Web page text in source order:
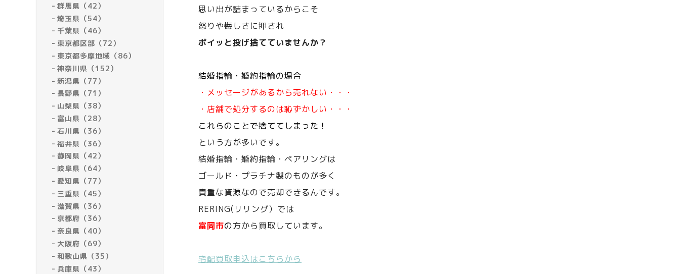
群馬県（42）
埼玉県（54）
千葉県（46）
東京都区部（72）
東京都多摩地域（86）
神奈川県（152）
新潟県（77）
長野県（71）
山梨県（38）
富山県（28）
石川県（36）
福井県（36）
静岡県（42）
岐阜県（64）
愛知県（77）
三重県（45）
滋賀県（36）
京都府（36）
奈良県（40）
大阪府（69）
和歌山県（35）
兵庫県（43）
思い出が詰まっているからこそ
怒りや悔しさに押され
ポイッと投げ捨てていませんか？
結婚指輪・婚約指輪の場合
・メッセージがあるから売れない・・・
・店舗で処分するのは恥ずかしい・・・
これらのことで捨ててしまった！
という方が多いです。
結婚指輪・婚約指輪・ペアリングは
ゴールド・プラチナ製のものが多く
貴重な資源なので売却できるんです。
RERING(リリング）では
富岡市の方から買取しています。
宅配買取申込はこちらから